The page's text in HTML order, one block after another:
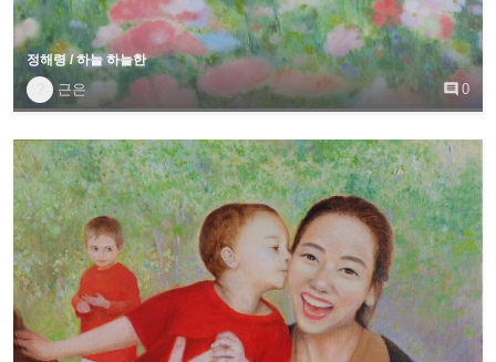
정해령 / 하늘 하늘한
근은  0